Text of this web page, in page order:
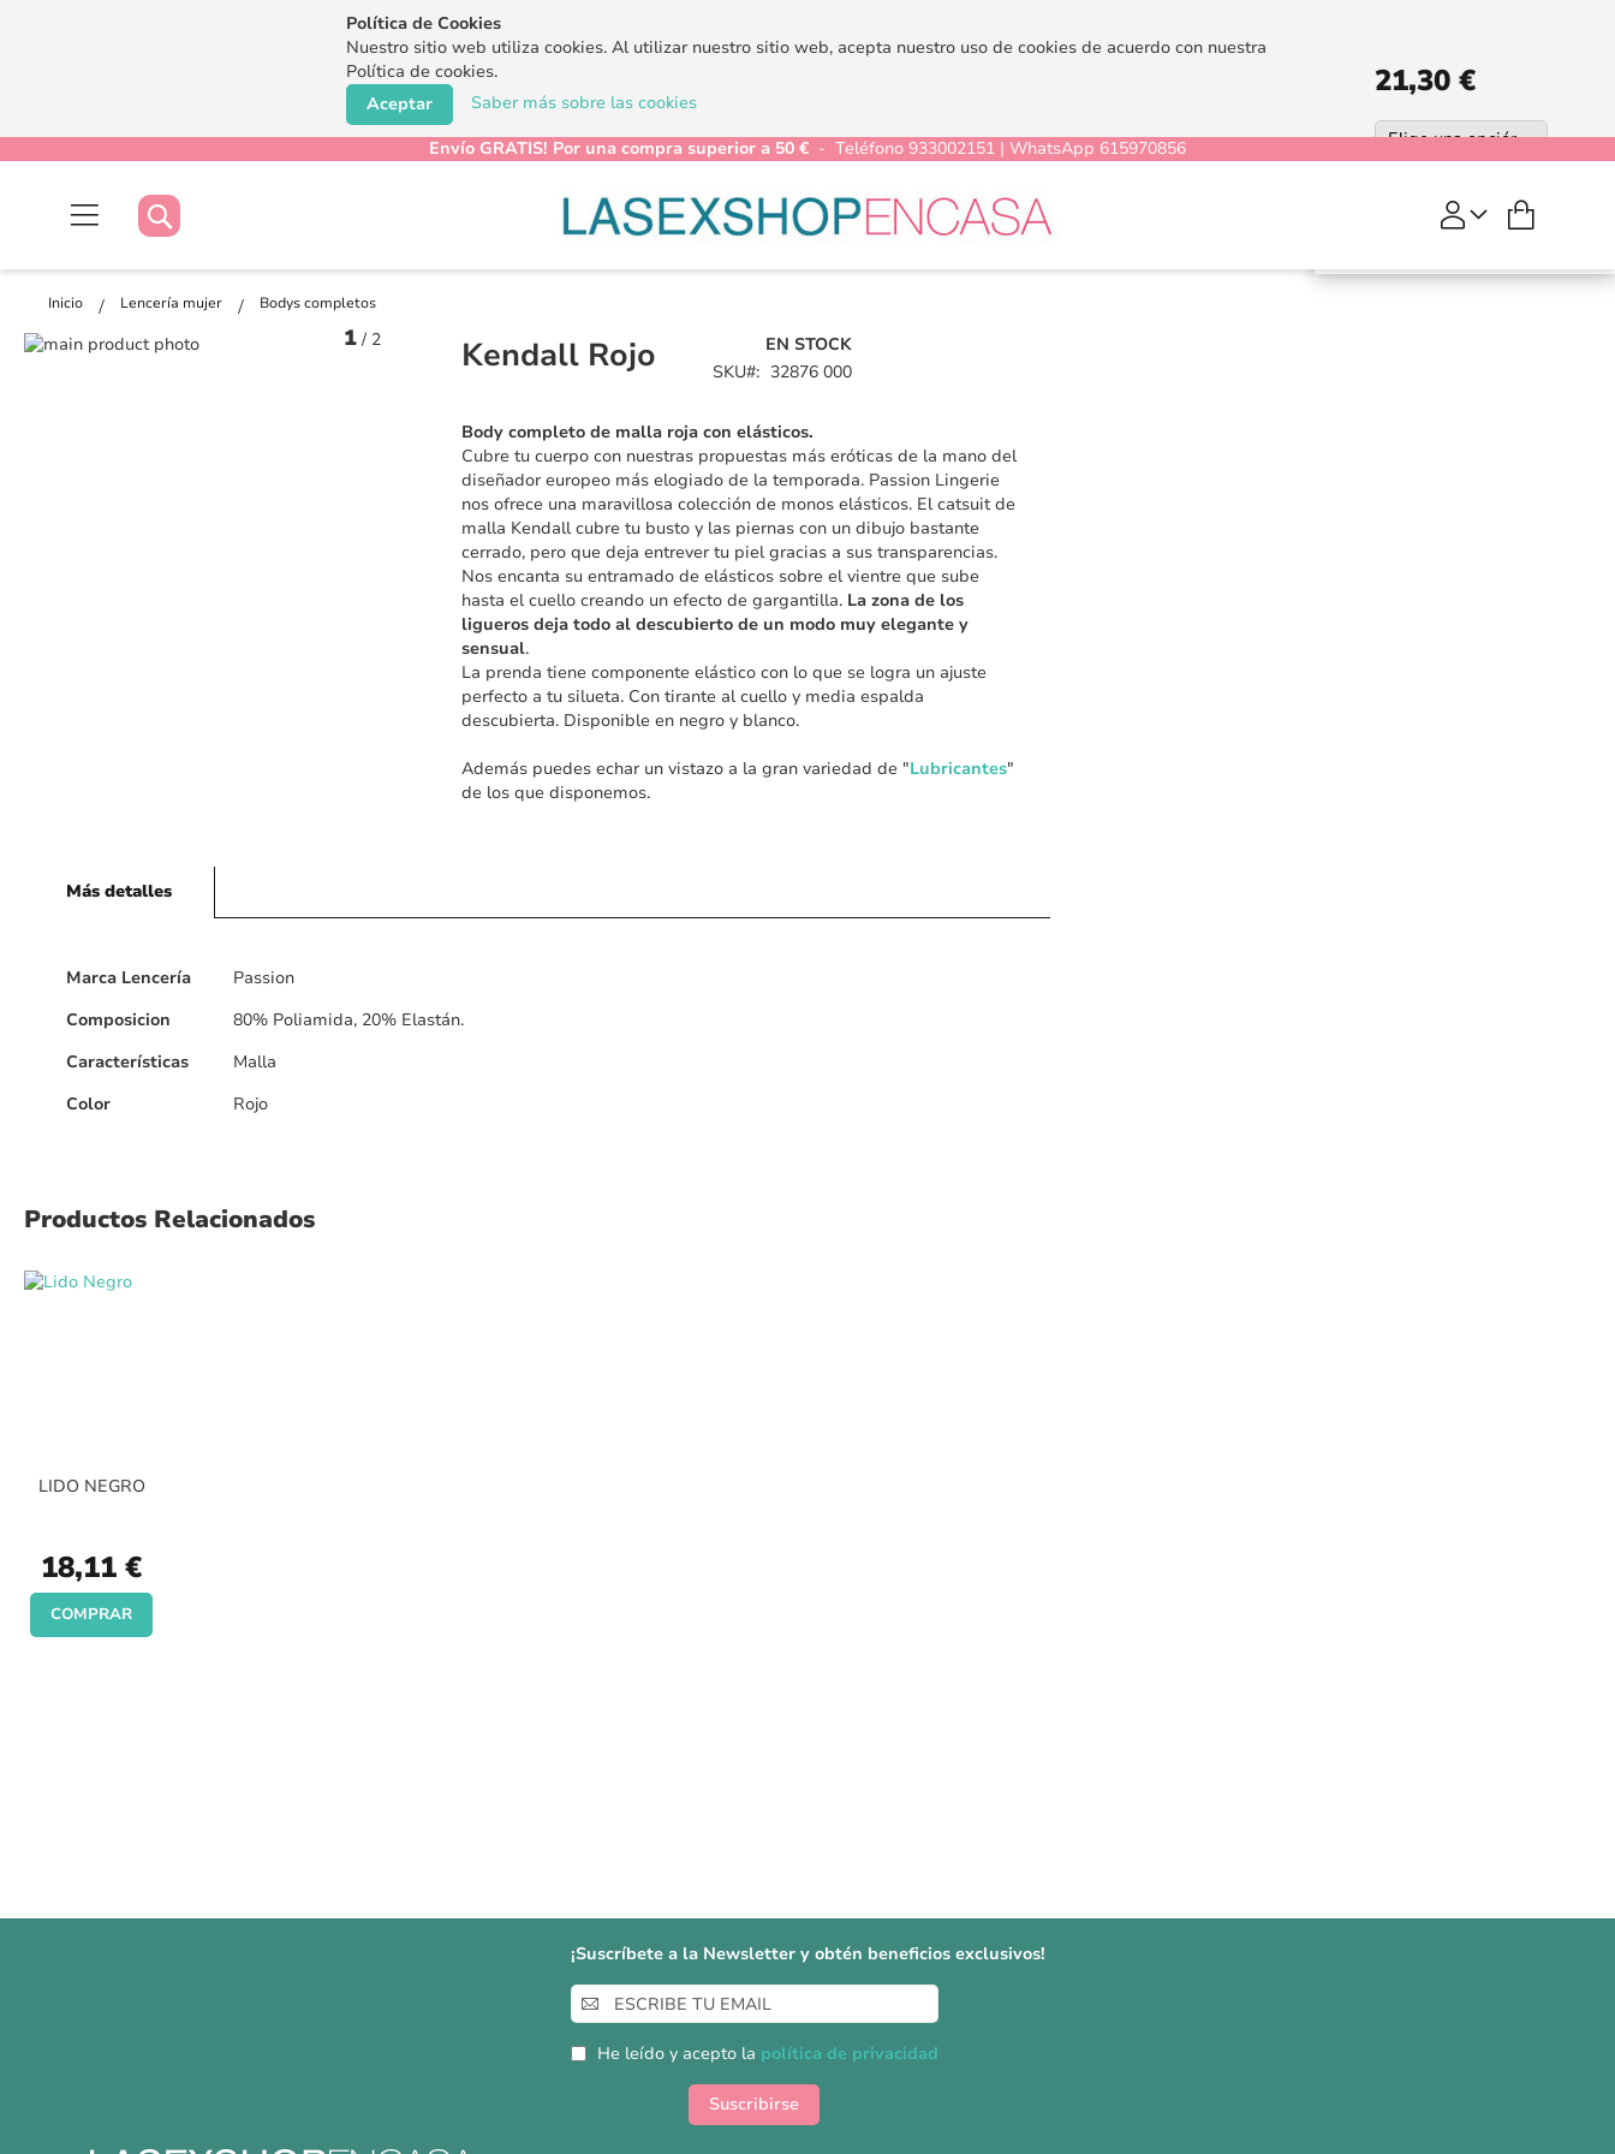
Política de Cookies
Nuestro sitio web utiliza cookies. Al utilizar nuestro sitio web, acepta nuestro uso de cookies de acuerdo con nuestra
Política de cookies.
Saber más sobre las cookies
Aceptar
Envío GRATIS! Por una compra superior a 50 € - Teléfono 933002151 | WhatsApp 615970856
Buscar
Buscar
Inicio Lencería mujer Bodys completos
Kendall
Rojo
21,30 €
COMPRAR
Saltar
1 / 2 Kendall Rojo
EN STOCK
SKU
32876 000
Body completo de malla roja con elásticos.
Cubre tu cuerpo con nuestras propuestas más eróticas de la mano del
diseñador europeo más elogiado de la temporada. Passion Lingerie
nos ofrece una maravillosa colección de monos elásticos. El catsuit de
malla Kendall cubre tu busto y las piernas con un dibujo bastante
cerrado, pero que deja entrever tu piel gracias a sus transparencias.
Nos encanta su entramado de elásticos sobre el vientre que sube
hasta el cuello creando un efecto de gargantilla. La zona de los
ligueros deja todo al descubierto de un modo muy elegante y
sensual.
La prenda tiene componente elástico con lo que se logra un ajuste
perfecto a tu silueta. Con tirante al cuello y media espalda
descubierta. Disponible en negro y blanco.
Además puedes echar un vistazo a la gran variedad de "Lubricantes"
de los que disponemos.
Más detalles
Más
Marca Lencería
Passion
Composicion
80% Poliamida, 20% Elastán.
Características
Malla
Color
Rojo
Productos Relacionados
LIDO NEGRO
18,11 €
COMPRAR
¡Suscríbete a la Newsletter y obtén beneficios exclusivos!
Inscríbase
a
nuestro
boletín
He leído y acepto la política de privacidad
Suscribirse